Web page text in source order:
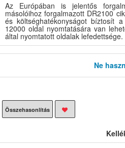
Az Európában is jelentős
másolóihoz forgalmazott DR2100
és költséghatékonyságot bíztosít
12000 oldal nyomtatására van
által nyomtatott oldalak lefedettsége.
Ne
Összehasonlítás